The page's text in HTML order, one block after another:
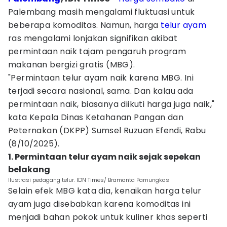
Palembang masih mengalami fluktuasi untuk
beberapa komoditas. Namun, harga telur ayam
ras mengalami lonjakan signifikan akibat
permintaan naik tajam pengaruh program
makanan bergizi gratis (MBG).
"Permintaan telur ayam naik karena MBG. Ini
terjadi secara nasional, sama. Dan kalau ada
permintaan naik, biasanya diikuti harga juga naik,"
kata Kepala Dinas Ketahanan Pangan dan
Peternakan (DKPP) Sumsel Ruzuan Efendi, Rabu
(8/10/2025).
1. Permintaan telur ayam naik sejak sepekan
belakang
Ilustrasi pedagang telur. IDN Times/ Bramanta Pamungkas
Selain efek MBG kata dia, kenaikan harga telur
ayam juga disebabkan karena komoditas ini
menjadi bahan pokok untuk kuliner khas seperti